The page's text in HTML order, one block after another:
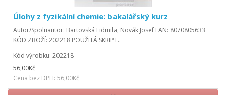
Úlohy z fyzikální chemie: bakalářský kurz
Autor/Spoluautor: Bartovská Lidmila, Novák Josef EAN: 8070805633
KÓD ZBOŽÍ: 202218 POUŽITÁ SKRIPT..
Kód výrobku: 202218
56,00Kč
Cena bez DPH: 56,00Kč